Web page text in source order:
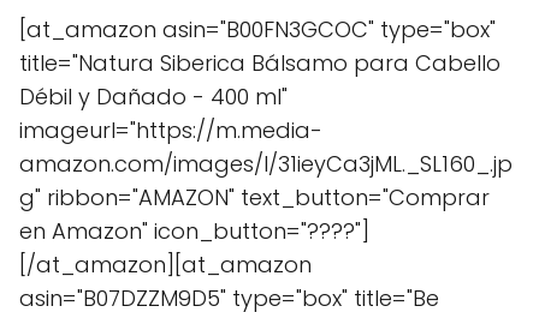
[at_amazon asin="B00FN3GCOC" type="box"
title="Natura Siberica Bálsamo para Cabello
Débil y Dañado - 400 ml"
imageurl="https://m.media-
amazon.com/images/I/31ieyCa3jML._SL160_.jp
g" ribbon="AMAZON" text_button="Comprar
en Amazon" icon_button="????"]
[/at_amazon][at_amazon
asin="B07DZZM9D5" type="box" title="Be